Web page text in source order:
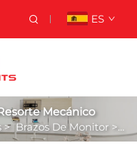
ES
Mecánico
>Brazos De Monitor >